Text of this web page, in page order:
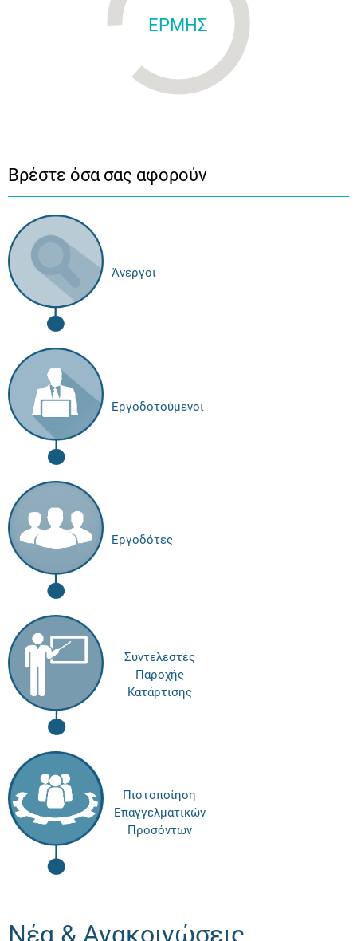
ΕΡΜΗΣ
Βρέστε όσα σας αφορούν
Άνεργοι
Εργοδοτούμενοι
Εργοδότες
Συντελεστές
Παροχής
Κατάρτισης
Πιστοποίηση
Επαγγελματικών
Προσόντων
Νέα & Ανακοινώσεις